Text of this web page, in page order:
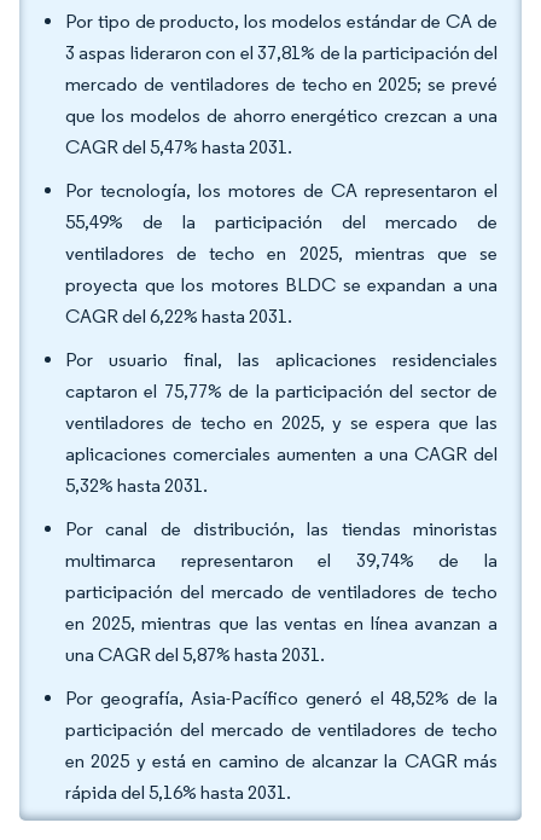
Por tipo de producto, los modelos estándar de CA de
3 aspas lideraron con el 37,81% de la participación del
mercado de ventiladores de techo en 2025; se prevé
que los modelos de ahorro energético crezcan a una
CAGR del 5,47% hasta 2031.
Por tecnología, los motores de CA representaron el
55,49% de la participación del mercado de
ventiladores de techo en 2025, mientras que se
proyecta que los motores BLDC se expandan a una
CAGR del 6,22% hasta 2031.
Por usuario final, las aplicaciones residenciales
captaron el 75,77% de la participación del sector de
ventiladores de techo en 2025, y se espera que las
aplicaciones comerciales aumenten a una CAGR del
5,32% hasta 2031.
Por canal de distribución, las tiendas minoristas
multimarca representaron el 39,74% de la
participación del mercado de ventiladores de techo
en 2025, mientras que las ventas en línea avanzan a
una CAGR del 5,87% hasta 2031.
Por geografía, Asia-Pacífico generó el 48,52% de la
participación del mercado de ventiladores de techo
en 2025 y está en camino de alcanzar la CAGR más
rápida del 5,16% hasta 2031.